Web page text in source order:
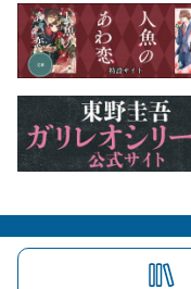
会社概要
株式会社文藝春秋